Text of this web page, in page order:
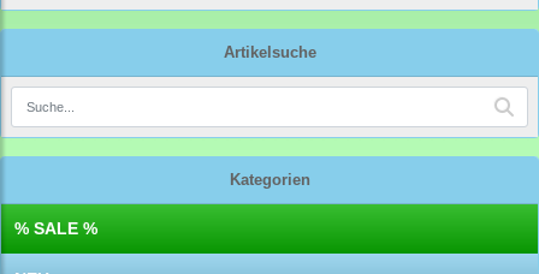
Artikelsuche
Kategorien
% SALE %